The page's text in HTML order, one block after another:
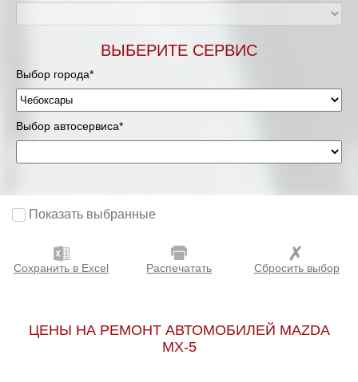
ВЫБЕРИТЕ СЕРВИС
Выбор города*
Выбор автосервиса*
Показать выбранные
Сохранить в Excel Распечатать Сбросить выбор
ЦЕНЫ НА РЕМОНТ АВТОМОБИЛЕЙ MAZDA
MX-5